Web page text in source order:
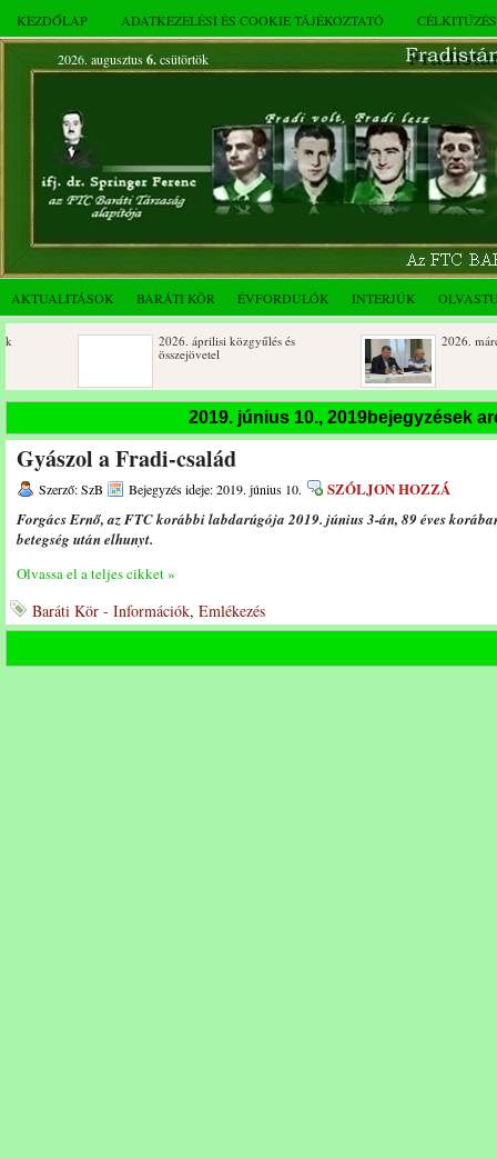
KEZDŐLAP ADATKEZELÉSI ÉS COOKIE TÁJÉKOZTATÓ
2026. augusztus 6.csütörtök
AKTUALITÁSOK BARÁTI KÖR ÉVFORDULÓK INTERJÚK
2026. áprilisi közgyűlés és
összejövetel
2026. márciusi
Születésnapi koszorúzások
Rendkívüli
novemberi
Az FTC Baráti Kör 2025. októberi
összejövetel
2019. június 10., 2019bejegyzések
Gyászol a Fradi-család
Szerző: SzB Bejegyzés ideje: 2019. június 10. SZÓLJON HOZZÁ
Forgács Ernő, az FTC korábbi labdarúgója 2019. június 3-án, 89 éves
betegség után elhunyt.
Olvassa el a teljes cikket »
Baráti Kör - Információk, Emlékezés